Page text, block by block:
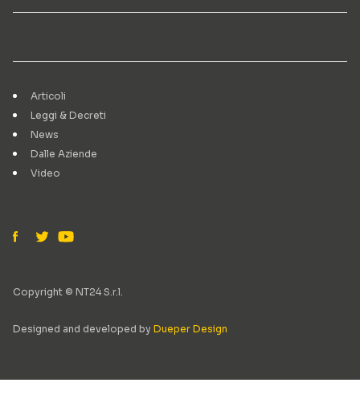
Articoli
Leggi & Decreti
News
Dalle Aziende
Video
Copyright © NT24 S.r.l.
Designed and developed by Dueper Design